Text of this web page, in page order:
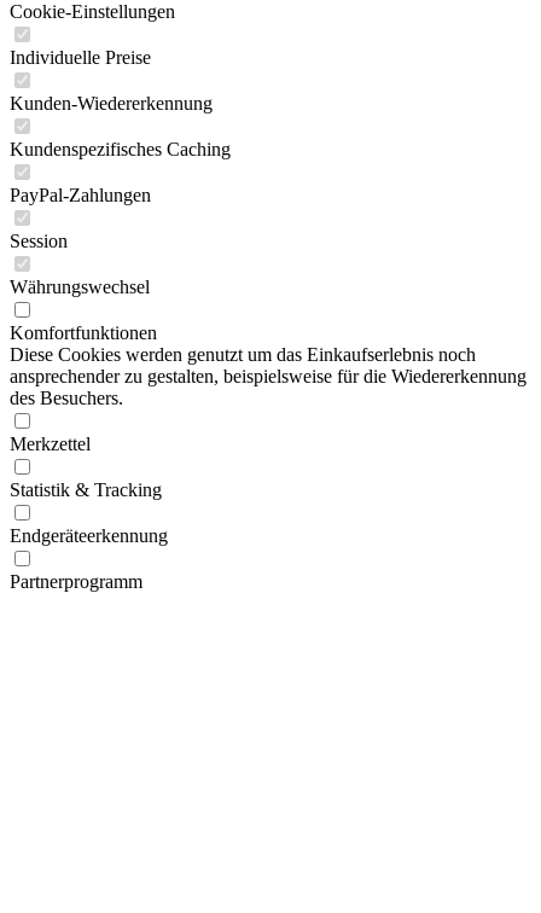
Cookie-Einstellungen
Individuelle Preise
Kunden-Wiedererkennung
Kundenspezifisches Caching
PayPal-Zahlungen
Session
Währungswechsel
Komfortfunktionen
Diese Cookies werden genutzt um das Einkaufserlebnis noch
ansprechender zu gestalten, beispielsweise für die Wiedererkennung
des Besuchers.
Merkzettel
Statistik & Tracking
Endgeräteerkennung
Partnerprogramm